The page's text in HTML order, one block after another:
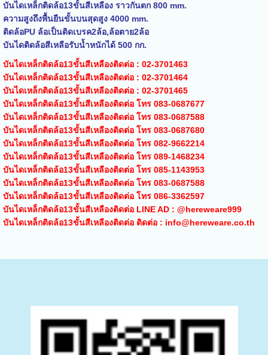
บันไดเหล็กติดล้อ13ขั้นสีเหลือง ราวกันตก 800 mm.
ความสูงถึงพื้นยืนขั้นบนสุดสูง 4000 mm.
ติดล้อPU ล้อเป็นติดเบรค2ล้อ,ล้อตาย2ล้อ
บันไดติดล้อสีเหลือรับน้ำหนักได้ 500 กก.
บันไดเหล็กติดล้อ13ขั้นสีเหลืองติดต่อ : 02-3701463
บันไดเหล็กติดล้อ13ขั้นสีเหลืองติดต่อ : 02-3701464
บันไดเหล็กติดล้อ13ขั้นสีเหลืองติดต่อ : 02-3701465
บันไดเหล็กติดล้อ13ขั้นสีเหลืองติดต่อ โทร 083-0687677
บันไดเหล็กติดล้อ13ขั้นสีเหลืองติดต่อ โทร 083-0687588
บันไดเหล็กติดล้อ13ขั้นสีเหลืองติดต่อ โทร 083-0687680
บันไดเหล็กติดล้อ13ขั้นสีเหลืองติดต่อ โทร 082-9662214
บันไดเหล็กติดล้อ13ขั้นสีเหลืองติดต่อ โทร 089-1468234
บันไดเหล็กติดล้อ13ขั้นสีเหลืองติดต่อ โทร 085-1143953
บันไดเหล็กติดล้อ13ขั้นสีเหลืองติดต่อ โทร 083-0687588
บันไดเหล็กติดล้อ13ขั้นสีเหลืองติดต่อ โทร 086-3362597
บันไดเหล็กติดล้อ13ขั้นสีเหลืองติดต่อ LINE AD : @hereweare999
บันไดเหล็กติดล้อ13ขั้นสีเหลืองติดต่อ ติดต่อ : info@hereweare.co.th